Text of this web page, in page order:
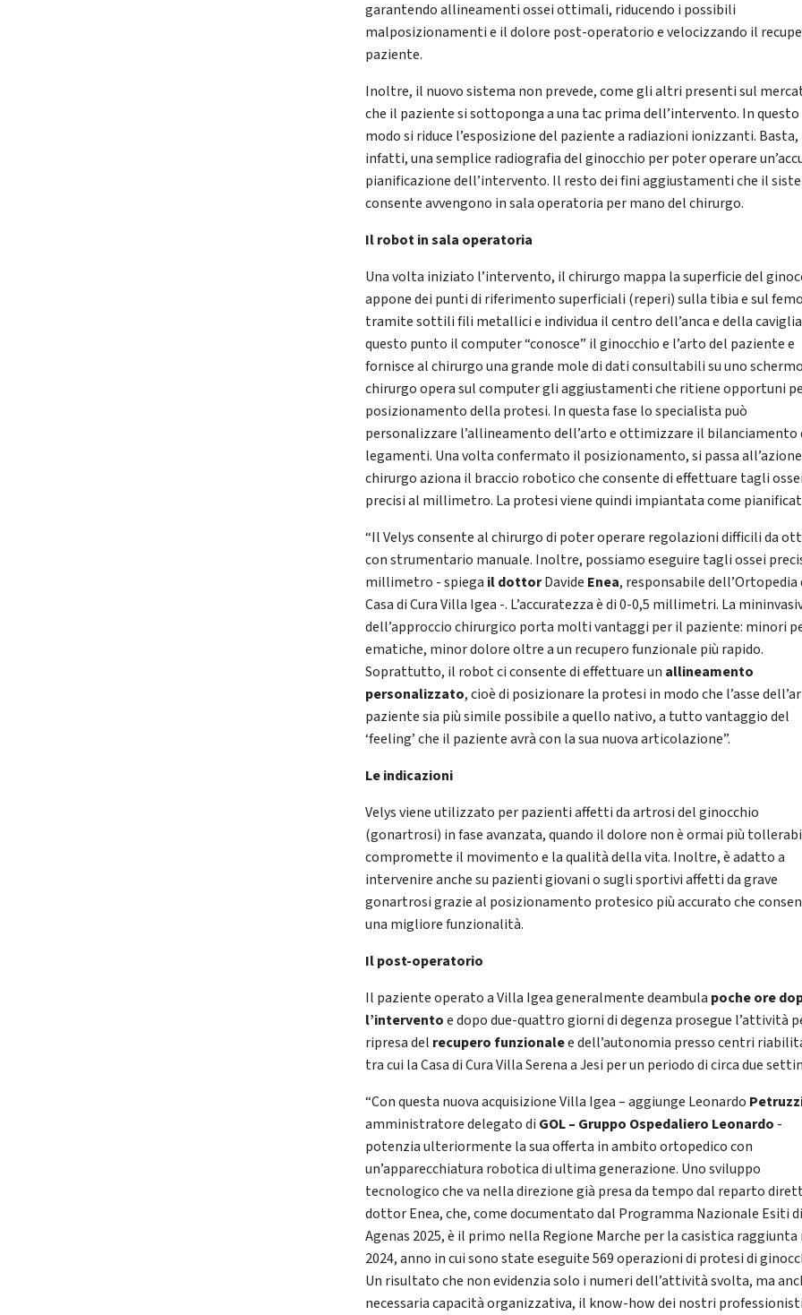
garantendo allineamenti ossei ottimali, riducendo i possibili
malposizionamenti e il dolore post-operatorio e velocizzando il
paziente.
Inoltre, il nuovo sistema non prevede, come gli altri presenti sul
che il paziente si sottoponga a una tac prima dell’intervento. In questo
modo si riduce l’esposizione del paziente a radiazioni ionizzanti. Basta,
infatti, una semplice radiografia del ginocchio per poter operare
pianificazione dell’intervento. Il resto dei fini aggiustamenti che il
consente avvengono in sala operatoria per mano del chirurgo.
Il robot in sala operatoria
Una volta iniziato l’intervento, il chirurgo mappa la superficie del
appone dei punti di riferimento superficiali (reperi) sulla tibia e sul
tramite sottili fili metallici e individua il centro dell’anca e della
questo punto il computer “conosce” il ginocchio e l’arto del paziente e
fornisce al chirurgo una grande mole di dati consultabili su uno
chirurgo opera sul computer gli aggiustamenti che ritiene opportuni
posizionamento della protesi. In questa fase lo specialista può
personalizzare l’allineamento dell’arto e ottimizzare il bilanciamento
legamenti. Una volta confermato il posizionamento, si passa
chirurgo aziona il braccio robotico che consente di effettuare tagli ossei
precisi al millimetro. La protesi viene quindi impiantata come
“Il Velys consente al chirurgo di poter operare regolazioni difficili da
con strumentario manuale. Inoltre, possiamo eseguire tagli ossei
millimetro - spiega il dottorDavide Enea, responsabile dell’Ortopedia
Casa di Cura Villa Igea -. L’accuratezza è di 0-0,5 millimetri. La
dell’approccio chirurgico porta molti vantaggi per il paziente: minori
ematiche, minor dolore oltre a un recupero funzionale più rapido.
Soprattutto, il robot ci consente di effettuare un allineamento
personalizzato, cioè di posizionare la protesi in modo che l’asse
paziente sia più simile possibile a quello nativo, a tutto vantaggio del
‘feeling’ che il paziente avrà con la sua nuova articolazione”.
Le indicazioni
Velys viene utilizzato per pazienti affetti da artrosi del ginocchio
(gonartrosi) in fase avanzata, quando il dolore non è ormai più
compromette il movimento e la qualità della vita. Inoltre, è adatto a
intervenire anche su pazienti giovani o sugli sportivi affetti da grave
gonartrosi grazie al posizionamento protesico più accurato che
una migliore funzionalità.
Il post-operatorio
Il paziente operato a Villa Igea generalmente deambula poche ore
l’interventoe dopo due-quattro giorni di degenza prosegue l’attività
ripresa del recupero funzionalee dell’autonomia presso centri
tra cui la Casa di Cura Villa Serena a Jesi per un periodo di circa due
“Con questa nuova acquisizione Villa Igea – aggiunge Leonardo
amministratore delegato di GOL – Gruppo Ospedaliero Leonardo -
potenzia ulteriormente la sua offerta in ambito ortopedico con
un’apparecchiatura robotica di ultima generazione. Uno sviluppo
tecnologico che va nella direzione già presa da tempo dal reparto
dottor Enea, che, come documentato dal Programma Nazionale Esiti di
Agenas 2025, è il primo nella Regione Marche per la casistica raggiunta
2024, anno in cui sono state eseguite 569 operazioni di protesi di
Un risultato che non evidenzia solo i numeri dell’attività svolta, ma
necessaria capacità organizzativa, il know-how dei nostri